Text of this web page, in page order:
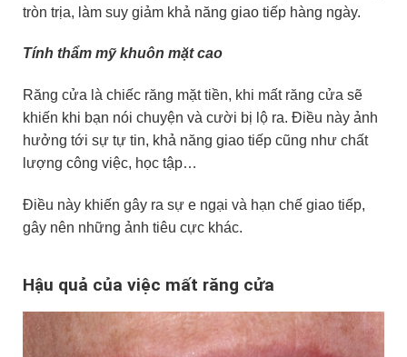
tròn trịa, làm suy giảm khả năng giao tiếp hàng ngày.
Tính thẩm mỹ khuôn mặt cao
Răng cửa là chiếc răng mặt tiền, khi mất răng cửa sẽ
khiến khi bạn nói chuyện và cười bị lộ ra. Điều này ảnh
hưởng tới sự tự tin, khả năng giao tiếp cũng như chất
lượng công việc, học tập…
Điều này khiến gây ra sự e ngại và hạn chế giao tiếp,
gây nên những ảnh tiêu cực khác.
Hậu quả của việc mất răng cửa